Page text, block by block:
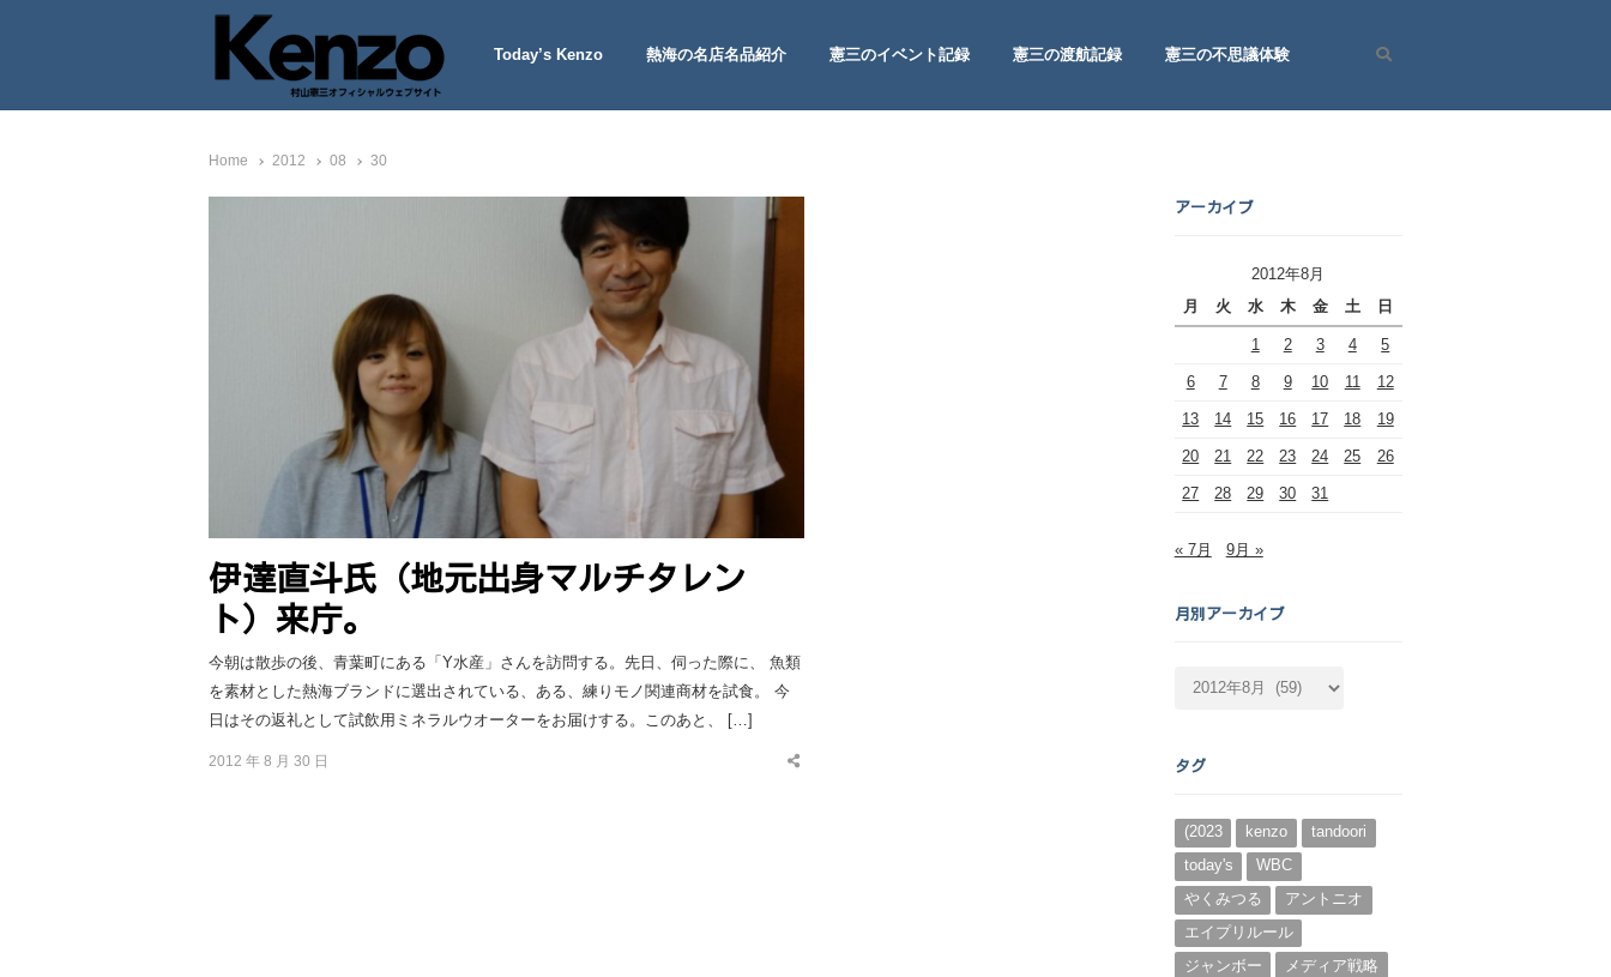
七転八起 – 村山憲三 Official Site
村山憲三ウェブサイト
Today’s Kenzo 熱海の名店名品紹介 憲三のイベント記録 憲三の渡航記録
憲三の不思議体験
Home 2012 08 30
伊達直斗氏（地元出身マルチタレン
ト）来庁。
今朝は散歩の後、青葉町にある「Y水産」さんを訪問する。先日、伺った際に、 魚類
を素材とした熱海ブランドに選出されている、ある、練りモノ関連商材を試食。 今
日はその返礼として試飲用ミネラルウオーターをお届けする。このあと、 […]
2012 年 8 月 30 日
Share
アーカイブ
2012年8月
月
火 水 木 金 土 日
1 2 3 4 5
6 7 8 9 10 11 12
13 14 15 16 17 18 19
20 21 22 23 24 25 26
27 28 29 30 31
« 7月 9月 »
月別アーカイブ
カ
ブ
タグ
(2023 kenzo
tandoori
today's
WBC
やくみつる
アントニオ
エイプリルール
ジャンボー
メディア戦略